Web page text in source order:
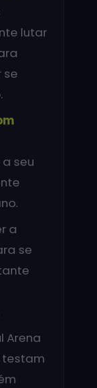
lutar
se
seu
a
se
Arena
testam